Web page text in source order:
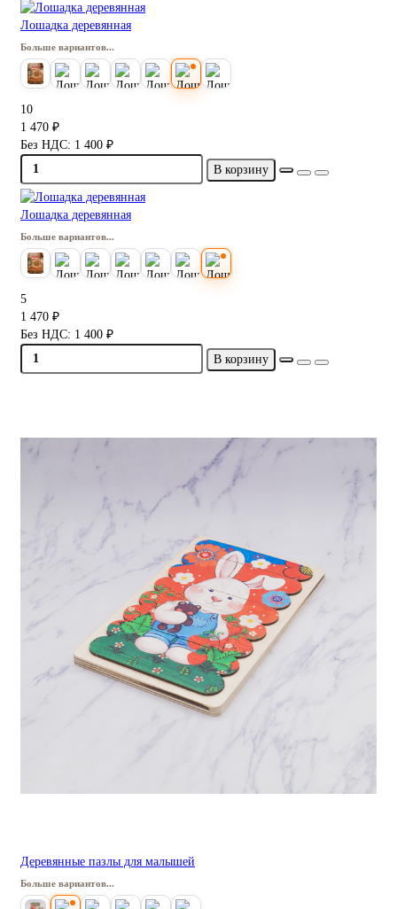
Лошадка деревянная
Больше вариантов...
10
1 470 ₽
Без НДС: 1 400 ₽
В корзину
Лошадка деревянная
Больше вариантов...
5
1 470 ₽
Без НДС: 1 400 ₽
В корзину
Деревянные пазлы для малышей
Больше вариантов...